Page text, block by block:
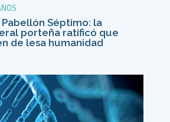
Séptimo: la
porteña ratificó que
de lesa humanidad